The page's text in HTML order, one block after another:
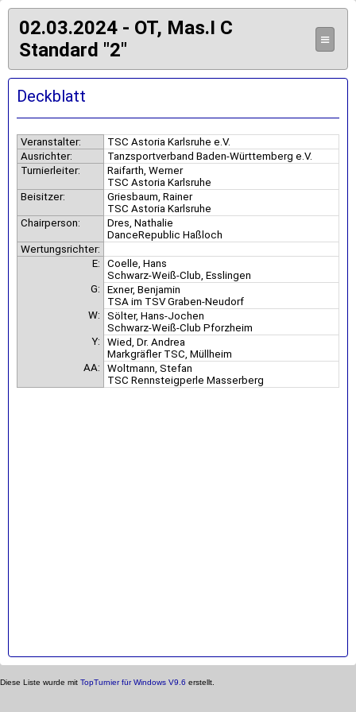
02.03.2024 - OT, Mas.I C
Standard "2"
≡
Deckblatt
Veranstalter:
TSC Astoria Karlsruhe e.V.
Ausrichter:
Tanzsportverband Baden-Württemberg e.V.
Turnierleiter:
Raifarth, Werner
TSC Astoria Karlsruhe
Beisitzer:
Griesbaum, Rainer
TSC Astoria Karlsruhe
Chairperson:
Dres, Nathalie
DanceRepublic Haßloch
Wertungsrichter:
E:
Coelle, Hans
Schwarz-Weiß-Club, Esslingen
G:
Exner, Benjamin
TSA im TSV Graben-Neudorf
W:
Sölter, Hans-Jochen
Schwarz-Weiß-Club Pforzheim
Y:
Wied, Dr. Andrea
Markgräfler TSC, Müllheim
AA:
Woltmann, Stefan
TSC Rennsteigperle Masserberg
Diese Liste wurde mit TopTurnier für Windows V9.6 erstellt.